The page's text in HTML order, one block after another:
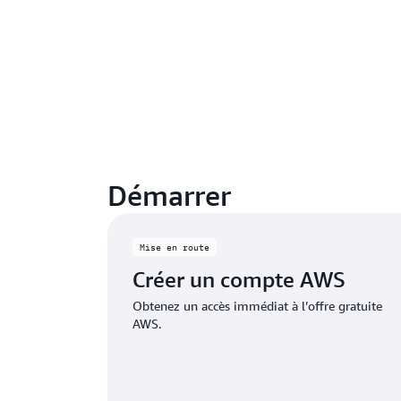
Démarrer
Mise en route
Créer un compte AWS
Obtenez un accès immédiat à l’offre gratuite
AWS.